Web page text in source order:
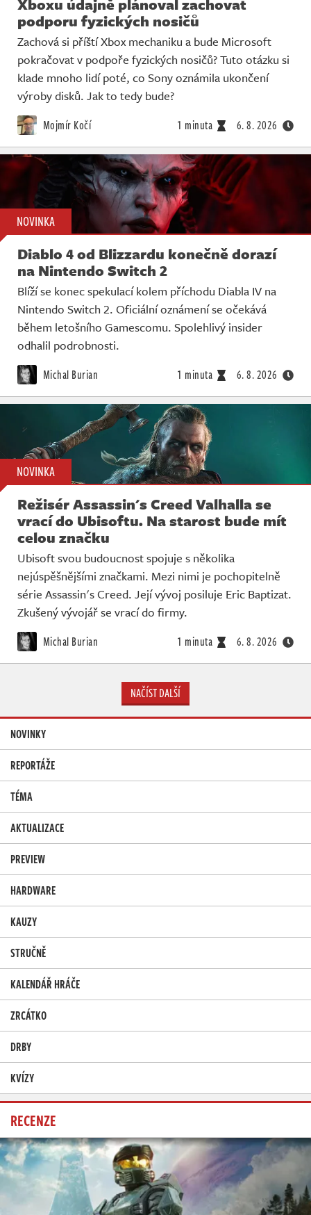
podporu fyzických nosičů
Zachová si příští Xbox mechaniku a bude Microsoft
pokračovat v podpoře fyzických nosičů? Tuto otázku si
klade mnoho lidí poté, co Sony oznámila ukončení
výroby disků. Jak to tedy bude?
Mojmír Kočí 1 minuta 6. 8. 2026
NOVINKA
Diablo 4 od Blizzardu konečně dorazí
na Nintendo Switch 2
Blíží se konec spekulací kolem příchodu Diabla IV na
Nintendo Switch 2. Oficiální oznámení se očekává
během letošního Gamescomu. Spolehlivý insider
odhalil podrobnosti.
Michal Burian 1 minuta 6. 8. 2026
NOVINKA
Režisér Assassin's Creed Valhalla se
vrací do Ubisoftu. Na starost bude mít
celou značku
Ubisoft svou budoucnost spojuje s několika
nejúspěšnějšími značkami. Mezi nimi je pochopitelně
série Assassin's Creed. Její vývoj posiluje Eric Baptizat.
Zkušený vývojář se vrací do firmy.
Michal Burian 1 minuta 6. 8. 2026
NAČÍST DALŠÍ
NOVINKY
REPORTÁŽE
TÉMA
AKTUALIZACE
PREVIEW
HARDWARE
KAUZY
STRUČNĚ
KALENDÁŘ HRÁČE
ZRCÁTKO
DRBY
KVÍZY
RECENZE